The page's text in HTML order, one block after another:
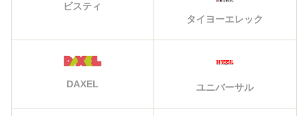
ビスティ
タイヨーエレック
DAXEL ユニバーサル